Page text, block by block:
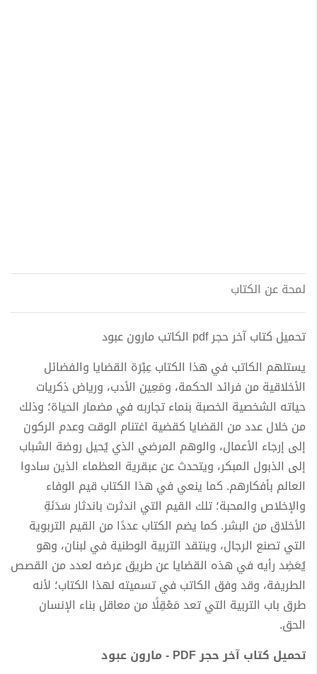
لمحة عن الكتاب
تحميل كتاب آخر حجر pdf الكاتب مارون عبود
يستلهم الكاتب في هذا الكتاب عِبْرَة القضايا والفضائل
الأخلاقية من فرائد الحكمة، ومَعِين الأدب، ورياض ذكريات
حياته الشخصية الخصبة بنماء تجاربه في مضمار الحياة؛ وذلك
من خلال عدد من القضايا كقضية اغتنام الوقت وعدم الركون
إلى إرجاء الأعمال، والوهم المرضي الذي يُحيل روضة الشباب
إلى الذبول المبكر، ويتحدث عن عبقرية العظماء الذين سادوا
العالم بأفكارهم. كما ينعي في هذا الكتاب قيم الوفاء
والإخلاص والمحبة؛ تلك القيم التي اندثرت باندثار سَدَنَةِ
الأخلاق من البشر. كما يضم الكتاب عددًا من القيم التربوية
التي تصنع الرجال، وينتقد التربية الوطنية في لبنان، وهو
يُعَضِد رأيه في هذه القضايا عن طريق عرضه لعدد من القصص
الطريفة، وقد وفق الكاتب في تسميته لهذا الكتاب؛ لأنه
طرق باب التربية التي تعد مَعْقِلًا من معاقل بناء الإنسان
الحق.
تحميل كتاب آخر حجر PDF - مارون عبود